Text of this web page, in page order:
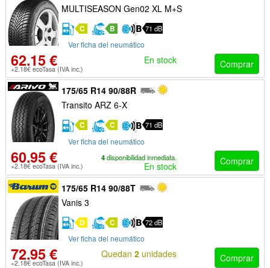
MULTISEASON Gen02 XL M+S
C B 71 dB
Ver ficha del neumático
62.15 €
+2.18€ ecoTasa (IVA inc.) Comprar
En stock
175/65 R14 90/88R
Transito ARZ 6-X
C C 71 dB
Ver ficha del neumático
60.95 €
+2.18€ ecoTasa (IVA inc.) Comprar
4disponibilidad inmediata.
En stock
175/65 R14 90/88T
Vanis 3
D C 72 dB
Ver ficha del neumático
72.95 €
+2.18€ ecoTasa (IVA inc.) Comprar
Quedan 2unidades